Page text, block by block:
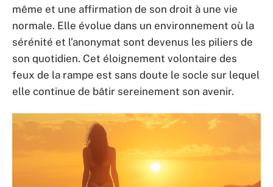
même et une affirmation de son droit à une vie
normale. Elle évolue dans un environnement où la
sérénité et l’anonymat sont devenus les piliers de
son quotidien. Cet éloignement volontaire des
feux de la rampe est sans doute le socle sur lequel
elle continue de bâtir sereinement son avenir.